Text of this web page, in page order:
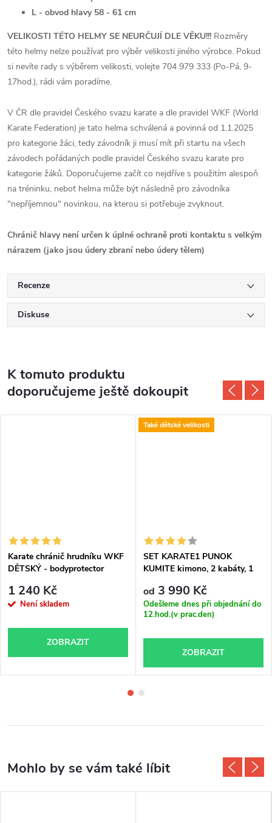
L - obvod hlavy 58 - 61 cm
VELIKOSTI TÉTO HELMY SE NEURČUJÍ DLE VĚKU!!! Rozměry
této helmy nelze používat pro výběr velikosti jiného výrobce. Pokud
si nevíte rady s výběrem velikosti, volejte 704 979 333 (Po-Pá, 9-
17hod.), rádi vám poradíme.
V ČR dle pravidel Českého svazu karate a dle pravidel WKF (World
Karate Federation) je tato helma schválená a povinná od 1.1.2025
pro kategorie žáci, tedy závodník ji musí mít při startu na všech
závodech pořádaných podle pravidel Českého svazu karate pro
kategorie žáků. Doporučujeme začít co nejdříve s použitím alespoň
na tréninku, neboť helma může být následně pro závodníka
"nepříjemnou" novinkou, na kterou si potřebuje zvyknout.
Chránič hlavy není určen k úplné ochraně proti kontaktu s velkým
nárazem (jako jsou údery zbraní nebo údery tělem)
Recenze
Diskuse
K tomuto produktu
doporučujeme ještě dokoupit
Karate chránič hrudníku WKF
DĚTSKÝ - bodyprotector
1 240 Kč
Není skladem
ZOBRAZIT
Také dětské velikosti
SET KARATE1 PUNOK
KUMITE kimono, 2 kabáty, 1
od 3 990 Kč
Odešleme dnes při objednání do
12.hod.(v prac.den)
ZOBRAZIT